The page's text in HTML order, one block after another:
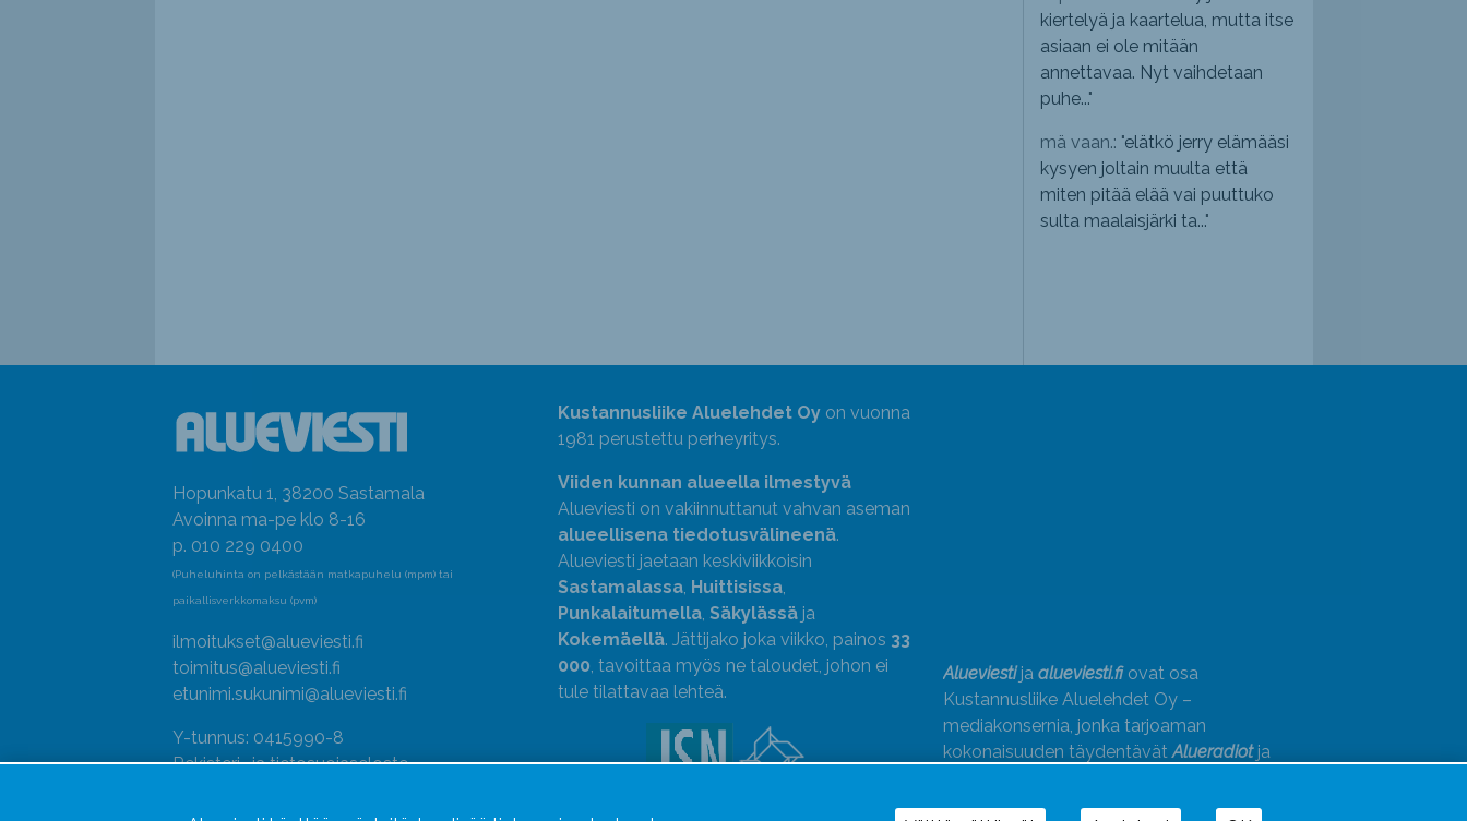
kiertelyä ja kaartelua, mutta itse
asiaan ei ole mitään
annettavaa. Nyt vaihdetaan
puhe..."
mä vaan.: "elätkö jerry elämääsi
kysyen joltain muulta että
miten pitää elää vai puuttuko
sulta maalaisjärki ta..."
Hopunkatu 1, 38200 Sastamala
Avoinna ma-pe klo 8-16
p. 010 229 0400
(Puheluhinta on pelkästään matkapuhelu (mpm) tai
paikallisverkkomaksu (pvm)
ilmoitukset@alueviesti.fi
toimitus@alueviesti.fi
etunimi.sukunimi@alueviesti.fi
Y-tunnus: 0415990-8
Rekisteri- ja tietosuojaseloste
Kustannusliike Aluelehdet Oyon vuonna
1981 perustettu perheyritys.
Viiden kunnan alueella ilmestyvä
Alueviesti on vakiinnuttanut vahvan aseman
alueellisena tiedotusvälineenä.
Alueviesti jaetaan keskiviikkoisin
Sastamalassa, Huittisissa,
Punkalaitumella, Säkylässäja
Kokemäellä. Jättijako joka viikko, painos 33
000, tavoittaa myös ne taloudet, johon ei
tule tilattavaa lehteä.
Alueviestija alueviesti.fiovat osa
Kustannusliike Aluelehdet Oy –
mediakonsernia, jonka tarjoaman
kokonaisuuden täydentävätAlueradiotja